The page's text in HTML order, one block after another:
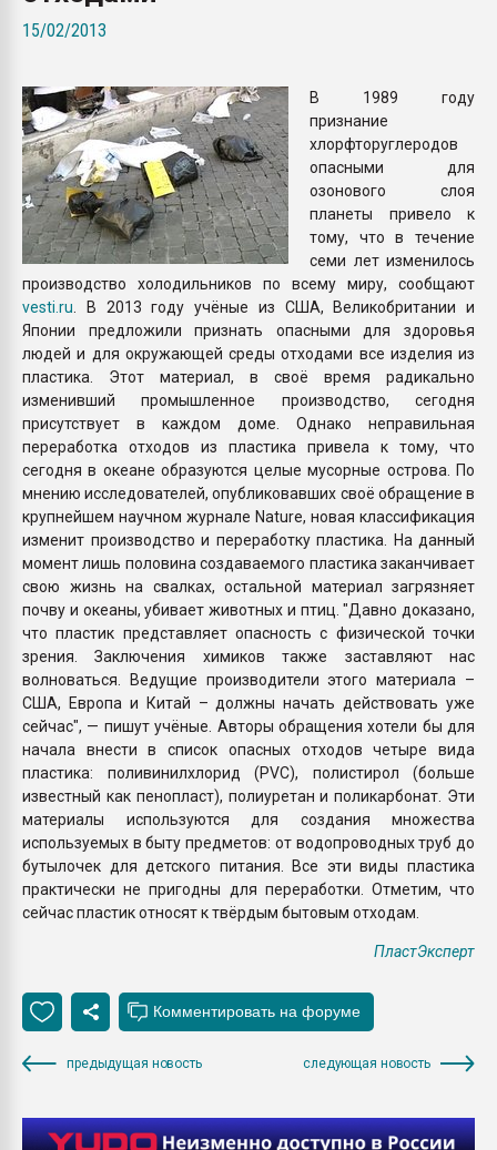
ПЕРЕЙТИ НА
15/02/2013
В 1989 году
признание
хлорфторуглеродов
опасными для
озонового слоя
планеты привело к
тому, что в течение
семи лет изменилось
производство холодильников по всему миру, сообщают
vesti.ru . В 2013 году учёные из США, Великобритании и
Японии предложили признать опасными для здоровья
людей и для окружающей среды отходами все изделия из
пластика. Этот материал, в своё время радикально
изменивший промышленное производство, сегодня
присутствует в каждом доме. Однако неправильная
переработка отходов из пластика привела к тому, что
сегодня в океане образуются целые мусорные острова. По
мнению исследователей, опубликовавших своё обращение в
крупнейшем научном журнале Nature, новая классификация
изменит производство и переработку пластика. На данный
момент лишь половина создаваемого пластика заканчивает
свою жизнь на свалках, остальной материал загрязняет
почву и океаны, убивает животных и птиц. "Давно доказано,
что пластик представляет опасность с физической точки
зрения. Заключения химиков также заставляют нас
волноваться. Ведущие производители этого материала –
США, Европа и Китай – должны начать действовать уже
сейчас", — пишут учёные. Авторы обращения хотели бы для
начала внести в список опасных отходов четыре вида
пластика: поливинилхлорид (PVC), полистирол (больше
известный как пенопласт), полиуретан и поликарбонат. Эти
материалы используются для создания множества
используемых в быту предметов: от водопроводных труб до
бутылочек для детского питания. Все эти виды пластика
практически не пригодны для переработки. Отметим, что
сейчас пластик относят к твёрдым бытовым отходам.
ПластЭксперт
предыдущая новость следующая новость